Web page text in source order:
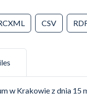
CSV
w Krakowie z dnia 15